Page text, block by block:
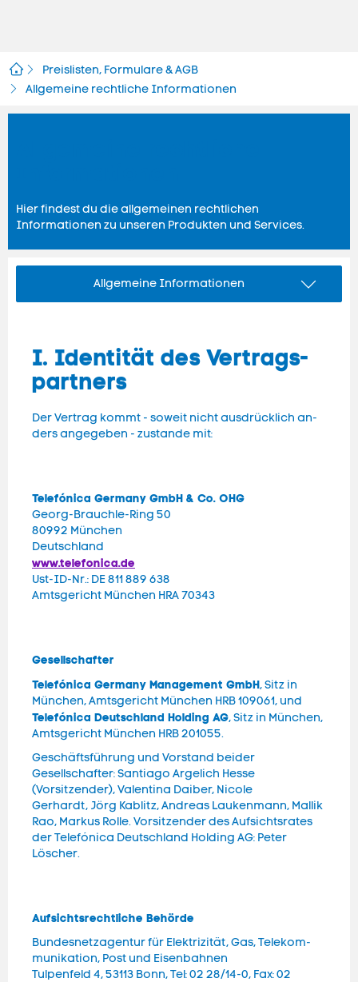
Preislisten, Formulare & AGB
Allgemeine rechtliche Informationen
Hier findest du die allgemeinen rechtlichen
Informationen zu unseren Produkten und Services.
Allgemeine Informationen
I. Iden­tität des Ver­trags­
part­ners
Der Ver­trag kommt - so­weit nicht aus­drück­lich an­
ders an­gege­ben - zu­stan­de mit:
Telefónica Germany GmbH & Co. OHG
Georg-Brauch­le-Ring 50
80992 Mün­chen
Deutsch­land
www.telefonica.de
Ust-ID-Nr.: DE 811 889 638
Amts­gericht Mün­chen HRA 70343
Gesellschafter
Telefónica Germany Management GmbH, Sitz in
München, Amtsgericht München HRB 109061, und
Telefónica Deutschland Holding AG, Sitz in München,
Amtsgericht München HRB 201055.
Geschäftsführung und Vorstand beider
Gesellschafter: Santiago Argelich Hesse
(Vorsitzender), Valentina Daiber, Nicole
Gerhardt, Jörg Kablitz, Andreas Laukenmann, Mallik
Rao, Markus Rolle. Vorsitzender des Aufsichtsrates
der Telefónica Deutschland Holding AG: Peter
Löscher.
Aufsichtsrechtliche Behörde
Bundes­netz­agen­tur für Elek­trizi­tät, Gas, Tele­kom­
muni­kation, Post und Eisen­bahnen
Tul­pen­feld 4, 53113 Bonn, Tel: 02 28/14-0, Fax: 02